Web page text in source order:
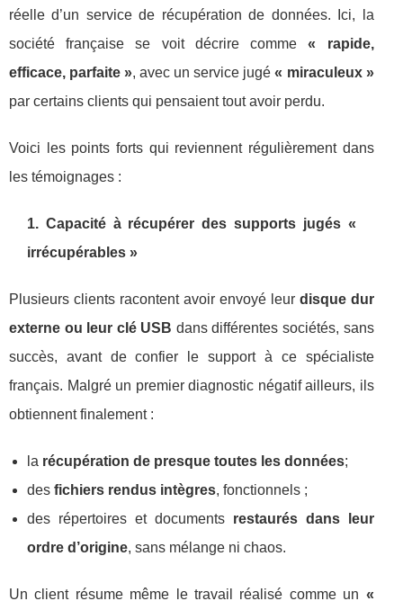
réelle d’un service de récupération de données. Ici, la
société française se voit décrire comme« rapide,
efficace, parfaite », avec un service jugé« miraculeux »
par certains clients qui pensaient tout avoir perdu.
Voici les points forts qui reviennent régulièrement dans
les témoignages :
1. Capacité à récupérer des supports jugés «
irrécupérables »
Plusieurs clients racontent avoir envoyé leur disque dur
externe ou leur clé USB dans différentes sociétés, sans
succès, avant de confier le support à ce spécialiste
français. Malgré un premier diagnostic négatif ailleurs, ils
obtiennent finalement :
la récupération de presque toutes les données;
des fichiers rendus intègres, fonctionnels ;
des répertoires et documents restaurés dans leur
ordre d’origine, sans mélange ni chaos.
Un client résume même le travail réalisé comme un «